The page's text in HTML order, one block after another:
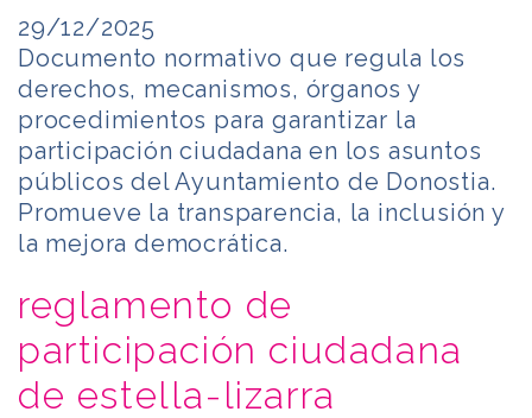
29/12/2025
Documento normativo que regula los
derechos, mecanismos, órganos y
procedimientos para garantizar la
participación ciudadana en los asuntos
públicos del Ayuntamiento de Donostia.
Promueve la transparencia, la inclusión y
la mejora democrática.
reglamento de
participación ciudadana
de estella-lizarra